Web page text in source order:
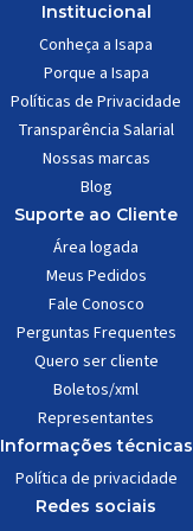
Institucional
Conheça a Isapa
Porque a Isapa
Políticas de Privacidade
Transparência Salarial
Nossas marcas
Blog
Suporte ao Cliente
Área logada
Meus Pedidos
Fale Conosco
Perguntas Frequentes
Quero ser cliente
Boletos/xml
Representantes
Informações técnicas
Política de privacidade
Redes sociais